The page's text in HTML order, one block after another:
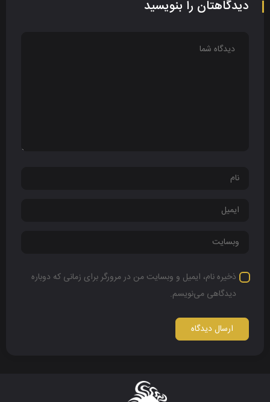
دیدگاهتان را بنویسید
ذخیره نام، ایمیل و وبسایت من در مرورگر برای زمانی که دوباره
دیدگاهی می‌نویسم.